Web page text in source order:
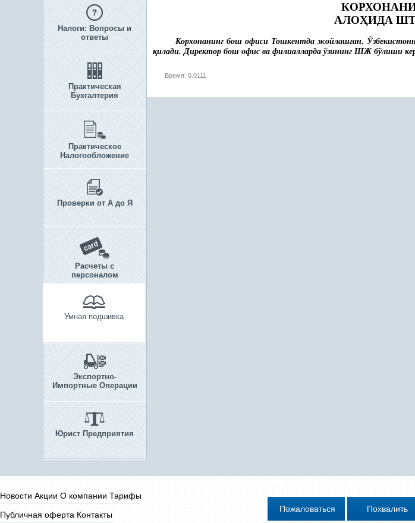
Налоги: Вопросы и
ответы
Практическая
Бухгалтерия
Практическое
Налогообложение
Проверки от А до Я
Расчеты с
персоналом
Умная подшивка
Экспортно-
Импортные Операции
Юрист Предприятия
АЛОҲИДА
Корхонанинг бош офиси Тошкентда жойлашган.
қилади. Директор бош офис ва филиалларда ўзининг ШЖ бўлиши
Время: 0.0111
Новости Акции О компании Тарифы
Публичная оферта Контакты